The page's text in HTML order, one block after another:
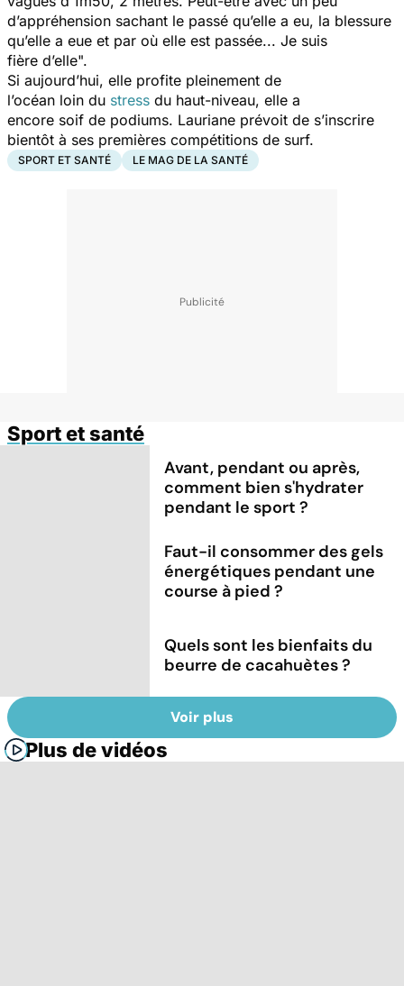
d’appréhension sachant le passé qu’elle a eu, la blessure
qu’elle a eue et par où elle est passée... Je suis
fière d’elle".
Si aujourd’hui, elle profite pleinement de
l’océan loin du stress du haut-niveau, elle a
encore soif de podiums. Lauriane prévoit de s’inscrire
bientôt à ses premières compétitions de surf.
SPORT ET SANTÉ LE MAG DE LA SANTÉ
Sport et santé
Avant, pendant ou après,
comment bien s'hydrater
pendant le sport ?
Faut-il consommer des gels
énergétiques pendant une
course à pied ?
Quels sont les bienfaits du
beurre de cacahuètes ?
Voir plus
Plus de vidéos